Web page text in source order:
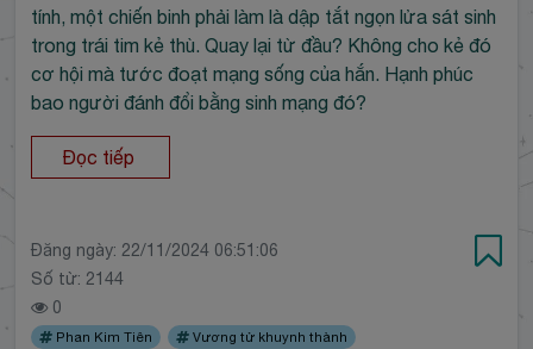
tính, một chiến binh phải làm là dập tắt ngọn lửa sát sinh
trong trái tim kẻ thù. Quay lại từ đầu? Không cho kẻ đó
cơ hội mà tước đoạt mạng sống của hắn. Hạnh phúc
bao người đánh đổi bằng sinh mạng đó?
Đọc tiếp
Đăng ngày: 22/11/2024 06:51:06
Số từ: 2144
0
Phan Kim Tiên Vương tử khuynh thành